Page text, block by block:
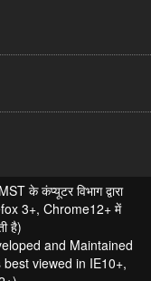
के कंप्यूटर विभाग द्वारा
3+, Chrome12+ में
है)
and Maintained
viewed in IE10+,